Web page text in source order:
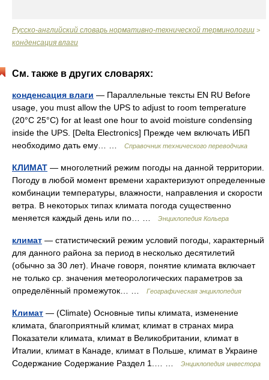
Русско-английский словарь нормативно-технической терминологии >
конденсация влаги
См. также в других словарях:
конденсация влаги — Параллельные тексты EN RU Before
usage, you must allow the UPS to adjust to room temperature
(20°C 25°C) for at least one hour to avoid moisture condensing
inside the UPS. [Delta Electronics] Прежде чем включать ИБП
необходимо дать ему… …
Справочник технического переводчика
КЛИМАТ — многолетний режим погоды на данной территории.
Погоду в любой момент времени характеризуют определенные
комбинации температуры, влажности, направления и скорости
ветра. В некоторых типах климата погода существенно
меняется каждый день или по… …
Энциклопедия Кольера
климат — статистический режим условий погоды, характерный
для данного района за период в несколько десятилетий
(обычно за 30 лет). Иначе говоря, понятие климата включает
не только ср. значения метеорологических параметров за
определённый промежуток… …
Географическая энциклопедия
Климат — (Climate) Основные типы климата, изменение
климата, благоприятный климат, климат в странах мира
Показатели климата, климат в Великобритании, климат в
Италии, климат в Канаде, климат в Польше, климат в Украине
Содержание Содержание Раздел 1.… …
Энциклопедия инвестора